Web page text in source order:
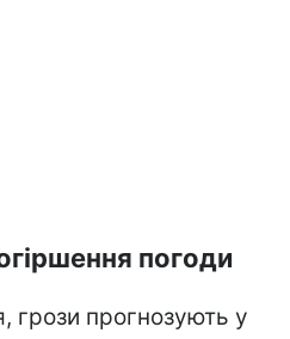
погоди
грози прогнозують у